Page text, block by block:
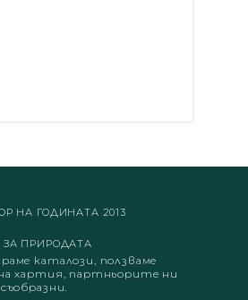
НА ГОДИНАТА 2013
ПРИРОДАТА
каталози, ползваме
хартия, партньорите ни